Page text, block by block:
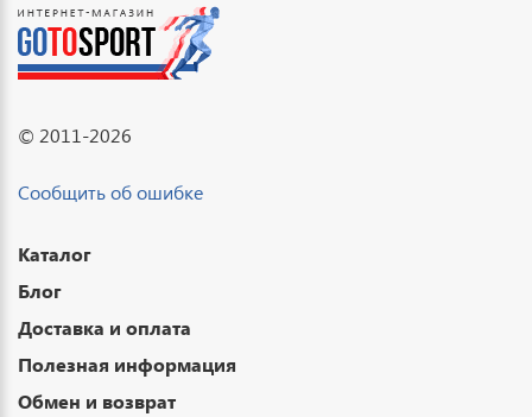
© 2011-2026
Сообщить об ошибке
Каталог
Блог
Доставка и оплата
Полезная информация
Обмен и возврат